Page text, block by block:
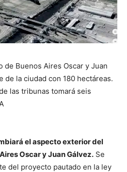
de Buenos Aires Oscar y Juan
de la ciudad con 180 hectáreas.
las tribunas tomará seis
el aspecto exterior del
Oscar y Juan Gálvez. Se
del proyecto pautado en la ley